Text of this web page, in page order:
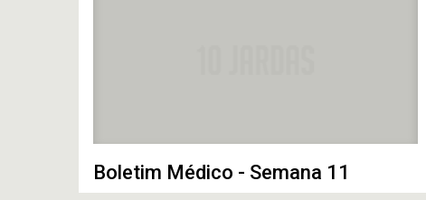
Boletim Médico - Semana 11